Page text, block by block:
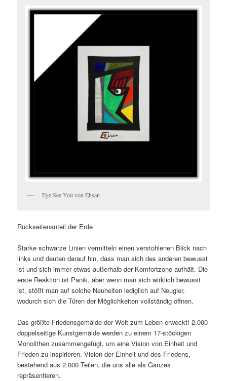
Eye See You von Ehsan
Rückseitenanteil der Erde
Starke schwarze Linien vermitteln einen verstohlenen Blick nach
links und deuten darauf hin, dass man sich des anderen bewusst
ist und sich immer etwas außerhalb der Komfortzone aufhält. Die
erste Reaktion ist Panik, aber wenn man sich wirklich bewusst
ist, stößt man auf solche Neuheiten lediglich auf Neugier,
wodurch sich die Türen der Möglichkeiten vollständig öffnen.
Das größte Friedensgemälde der Welt zum Leben erweckt! 2.000
doppelseitige Kunstgemälde werden zu einem 17-stöckigen
Monolithen zusammengefügt, um eine Vision von Einheit und
Frieden zu inspirieren. Vision der Einheit und des Friedens,
bestehend aus 2.000 Teilen, die uns alle als Ganzes
repräsentieren.